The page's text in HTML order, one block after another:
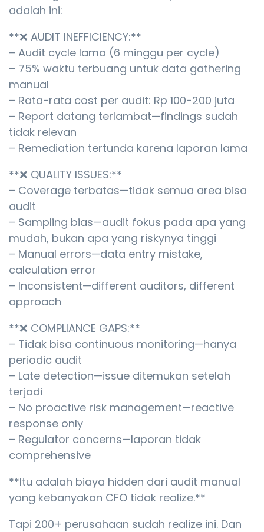
adalah ini:
**❌ AUDIT INEFFICIENCY:**
– Audit cycle lama (6 minggu per cycle)
– 75% waktu terbuang untuk data gathering
manual
– Rata-rata cost per audit: Rp 100-200 juta
– Report datang terlambat—findings sudah
tidak relevan
– Remediation tertunda karena laporan lama
**❌ QUALITY ISSUES:**
– Coverage terbatas—tidak semua area bisa
audit
– Sampling bias—audit fokus pada apa yang
mudah, bukan apa yang riskynya tinggi
– Manual errors—data entry mistake,
calculation error
– Inconsistent—different auditors, different
approach
**❌ COMPLIANCE GAPS:**
– Tidak bisa continuous monitoring—hanya
periodic audit
– Late detection—issue ditemukan setelah
terjadi
– No proactive risk management—reactive
response only
– Regulator concerns—laporan tidak
comprehensive
**Itu adalah biaya hidden dari audit manual
yang kebanyakan CFO tidak realize.**
Tapi 200+ perusahaan sudah realize ini. Dan